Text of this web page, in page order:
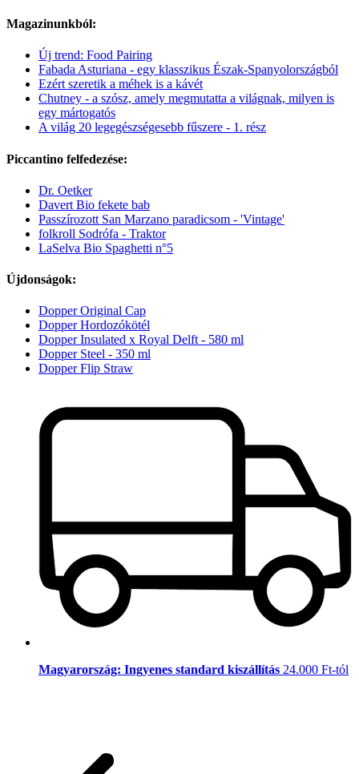
Magazinunkból:
Új trend: Food Pairing
Fabada Asturiana - egy klasszikus Észak-Spanyolországból
Ezért szeretik a méhek is a kávét
Chutney - a szósz, amely megmutatta a világnak, milyen is
egy mártogatós
A világ 20 legegészségesebb fűszere - 1. rész
Piccantino felfedezése:
Dr. Oetker
Davert Bio fekete bab
Passzírozott San Marzano paradicsom - 'Vintage'
folkroll Sodrófa - Traktor
LaSelva Bio Spaghetti n°5
Újdonságok:
Dopper Original Cap
Dopper Hordozókötél
Dopper Insulated x Royal Delft - 580 ml
Dopper Steel - 350 ml
Dopper Flip Straw
Magyarország: Ingyenes standard kiszállítás 24.000 Ft-tól